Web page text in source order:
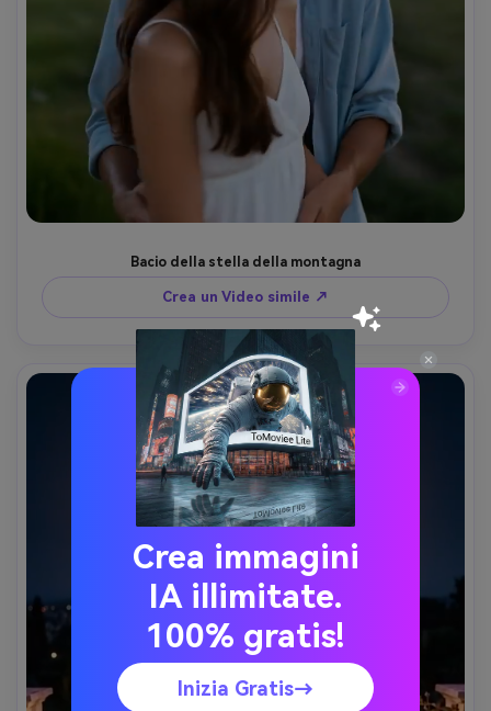
Bacio della stella della montagna
Crea un Video simile ↗
Crea immagini
IA illimitate.
100% gratis!
Inizia Gratis→